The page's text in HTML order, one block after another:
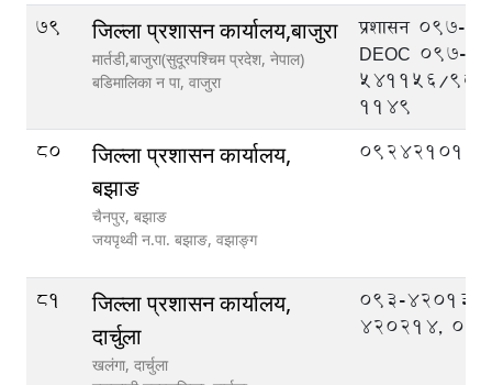
79 जिल्ला प्रशासन कार्यालय,बाजुरा
मार्तडी,बाजुरा(सुदूरपश्चिम प्रदेश, नेपाल)
बडिमालिका न‍‍ पा, वाजुरा
प्रशासन 097-
DEOC 097-
541156/
1149
80
जिल्ला प्रशासन कार्यालय,
बझाङ
चैनपुर, बझाङ
जयपृथ्वी न.पा. बझाङ, वझाङ्ग
092421013
81
जिल्ला प्रशासन कार्यालय,
दार्चुला
खलंगा, दार्चुला
093-
420214,